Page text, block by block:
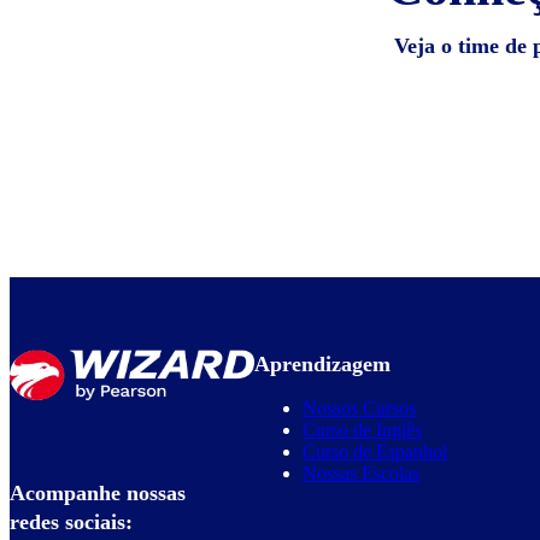
Veja o time de
Acompanhe nossas
redes sociais:
Aprendizagem
Nossos Cursos
Curso de Inglês
Curso de Espanhol
Nossas Escolas